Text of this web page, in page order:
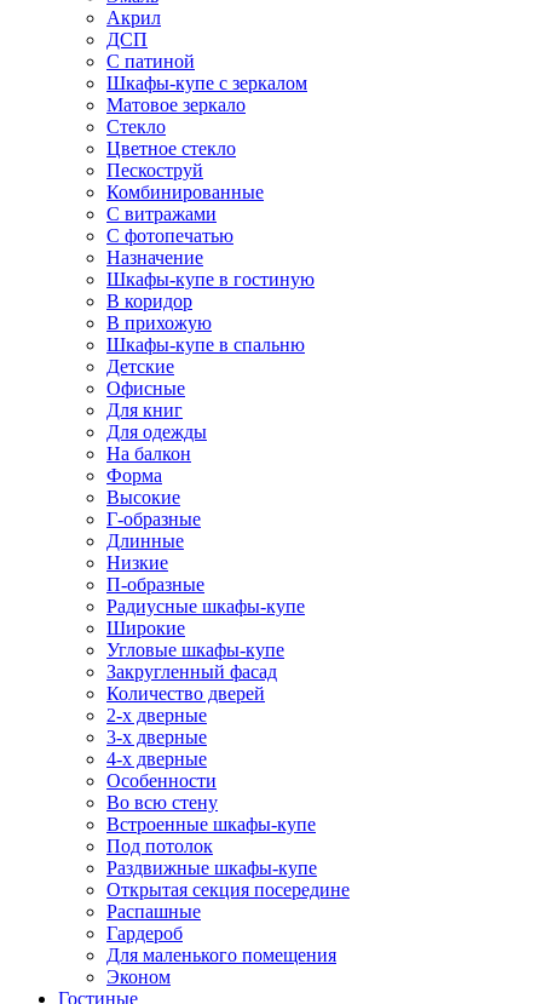
Акрил
ДСП
С патиной
Шкафы-купе с зеркалом
Матовое зеркало
Стекло
Цветное стекло
Пескоструй
Комбинированные
С витражами
С фотопечатью
Назначение
Шкафы-купе в гостиную
В коридор
В прихожую
Шкафы-купе в спальню
Детские
Офисные
Для книг
Для одежды
На балкон
Форма
Высокие
Г-образные
Длинные
Низкие
П-образные
Радиусные шкафы-купе
Широкие
Угловые шкафы-купе
Закругленный фасад
Количество дверей
2-х дверные
3-х дверные
4-х дверные
Особенности
Во всю стену
Встроенные шкафы-купе
Под потолок
Раздвижные шкафы-купе
Открытая секция посередине
Распашные
Гардероб
Для маленького помещения
Эконом
Гостиные